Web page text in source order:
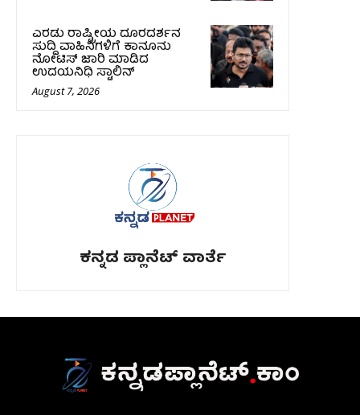
ಎರಡು ರಾಷ್ಟ್ರೀಯ ದೂರದರ್ಶನ
ಸುದ್ದಿ ವಾಹಿನಿಗಳಿಗೆ ಕಾನೂನು
ನೋಟಿಸ್ ಜಾರಿ ಮಾಡಿದ
ಉದಯನಿಧಿ ಸ್ಟಾಲಿನ್
August 7, 2026
ಕನ್ನಡ ಪ್ಲಾನೆಟ್ ವಾರ್ತೆ